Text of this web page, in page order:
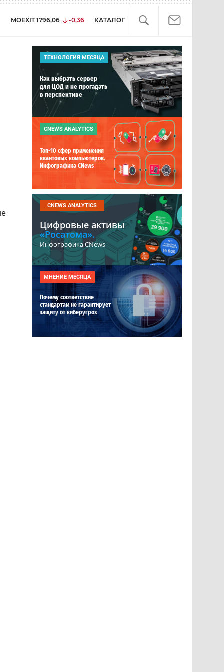
MOEXIT 1796,06 -0,36 КАТАЛОГ
ТЕХНОЛОГИЯ МЕСЯЦА
Как выбрать сервер
для ЦОД и не прогадать
в перспективе
CNEWS ANALYTICS
Топ-10 сфер применения
квантовых компьютеров.
Инфографика CNews
CNEWS ANALYTICS
Цифровые активы
«Росатома».
Инфографика CNews
МНЕНИЕ МЕСЯЦА
Почему соответствие
стандартам не гарантирует
защиту от киберугроз